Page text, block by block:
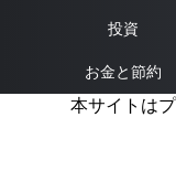
投資
お金と節約
本サイトは